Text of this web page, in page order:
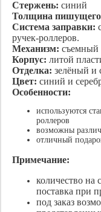
Стержень: синий
Толщина пишущего
Система заправки:
ручек-роллеров.
Механизм: съемный
Корпус: литой
Отделка: зелёный и
Цвет: синий и
Особенности:
используются
роллеров
возможны
отличный
Примечание:
количество на
поставка при
под заказ